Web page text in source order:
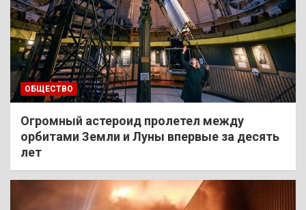
ОБЩЕСТВО
Огромный астероид пролетел между
орбитами Земли и Луны впервые за десять
лет